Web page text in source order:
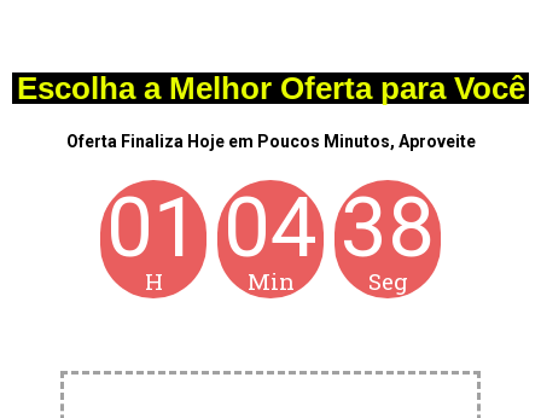
Escolha a Melhor Oferta para Você
Oferta Finaliza Hoje em Poucos Minutos, Aproveite
01
H
04
Min
37
Seg